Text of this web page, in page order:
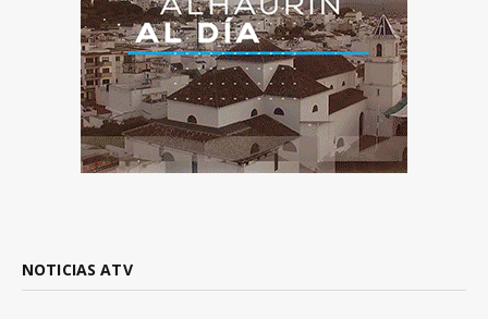
NOTICIAS ATV